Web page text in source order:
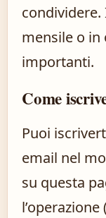
condividere.
mensile o in
importanti.
Come
Puoi
email nel
su questa